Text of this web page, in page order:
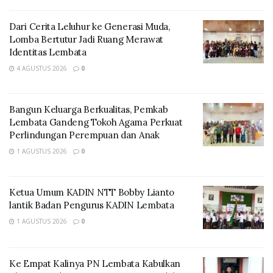
bahwa dari data terakhir tahun 2023 terdapat 507
Wanita Pekerja Seksual (WPS) yang mana 105 berusia
15-16 tahun dan 218 berusia 17-19 tahun.
mengakibatkan seseorang menjadi WPS yaitu, Faktor
Fantasi seksual, Faktor Gaya Hidup, Faktor Germo dan
Faktor Ekonomi
sebanyak 318 yang sudah dilakukan pemeriksaan oleh
Dari Cerita Leluhur ke Generasi Muda,
Lomba Bertutur Jadi Ruang Merawat
Identitas Lembata
4 AGUSTUS 2026 0
Bangun Keluarga Berkualitas, Pemkab
Lembata Gandeng Tokoh Agama Perkuat
Perlindungan Perempuan dan Anak
1 AGUSTUS 2026 0
Ketua Umum KADIN NTT Bobby Lianto
lantik Badan Pengurus KADIN Lembata
1 AGUSTUS 2026 0
Ke Empat Kalinya PN Lembata Kabulkan